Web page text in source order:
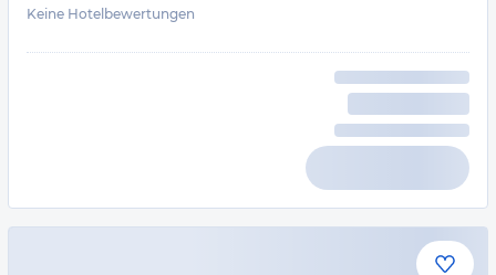
Keine Hotelbewertungen